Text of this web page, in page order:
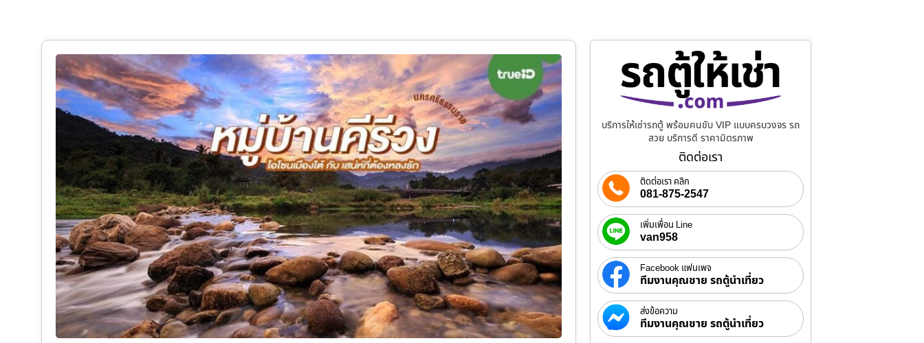
บริการให้เช่ารถตู้ พร้อมคนขับ VIP แบบครบวงจร รถ
สวย บริการดี ราคามิตรภาพ
ติดต่อเรา
ติดต่อเรา คลิก
081-875-2547
เพิ่มเพื่อน Line
van958
Facebook แฟนเพจ
ทีมงานคุณชาย รถตู้นำเที่ยว
ส่งข้อความ
ทีมงานคุณชาย รถตู้นำเที่ยว